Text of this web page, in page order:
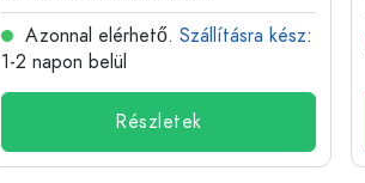
Azonnal elérhető. Szállításra kész:
1-2 napon belül
Részletek